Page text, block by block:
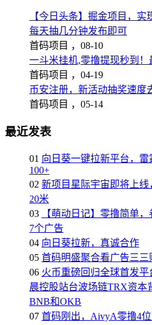
【今日头条】掘金项目，
每天抽几分钟发布即可
首码项目 ， 08-10
一斗米挂机,零撸提现秒到
首码项目 ， 04-19
币安注册，新活动抽奖速度
首码项目 ， 05-14
最近发表
01 向日葵一键拉新平台，
100+
02 新项目星际宇宙即将上
20米
03
【萌动日记】零撸简单
7个广告
04 向日葵拉新，真诚合作
05 首码明盛聚合看广告三三
06 火币重磅回归全球首发
晨控股站台波场链TRX资本
BNB和OKB
07 首码刚出，AivyA零撸4